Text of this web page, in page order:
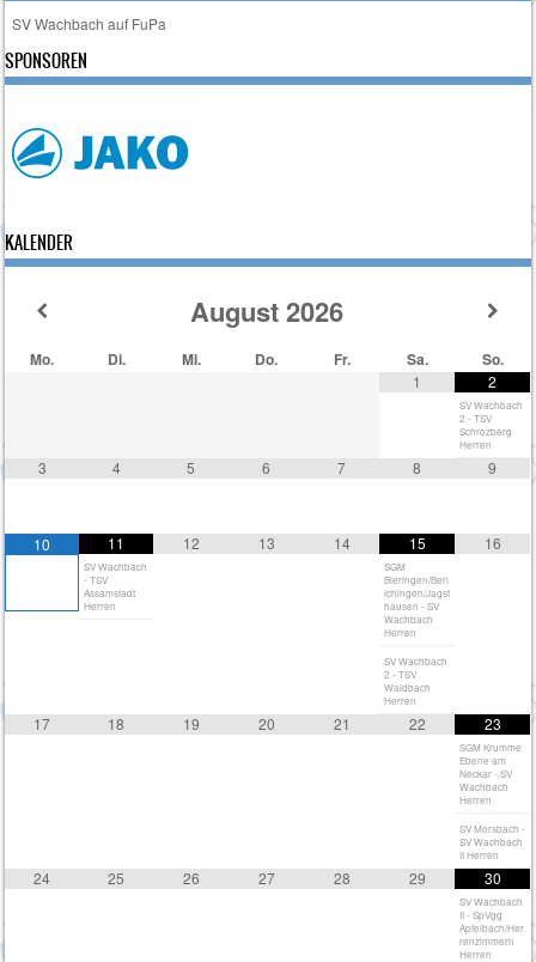
SV Wachbach auf FuPa
SPONSOREN
KALENDER
August 2026
Mo. Di. Mi. Do. Fr. Sa. So.
1 2
SV Wachbach
2 - TSV
Schrozberg
Herren
3 4 5 6 7 8 9
10 11
SV Wachbach
- TSV
Assamstadt
Herren
12 13 14 15
SGM
Bieringen/Berl
ichingen/Jagst
hausen - SV
Wachbach
Herren
SV Wachbach
2 - TSV
Waldbach
Herren
16
17 18 19 20 21 22 23
SGM Krumme
Ebene am
Neckar - SV
Wachbach
Herren
SV Morsbach -
SV Wachbach
II Herren
24 25 26 27 28 29 30
SV Wachbach
II - SpVgg
Apfelbach/Her
renzimmern
Herren